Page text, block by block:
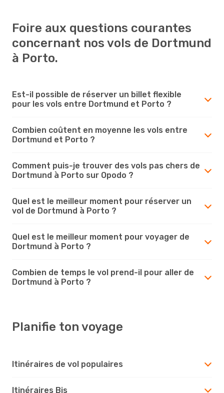
Foire aux questions courantes
concernant nos vols de Dortmund
à Porto.
Est-il possible de réserver un billet flexible
pour les vols entre Dortmund et Porto ?
Combien coûtent en moyenne les vols entre
Dortmund et Porto ?
Comment puis-je trouver des vols pas chers de
Dortmund à Porto sur Opodo ?
Quel est le meilleur moment pour réserver un
vol de Dortmund à Porto ?
Quel est le meilleur moment pour voyager de
Dortmund à Porto ?
Combien de temps le vol prend-il pour aller de
Dortmund à Porto ?
Planifie ton voyage
Itinéraires de vol populaires
Itinéraires Bis